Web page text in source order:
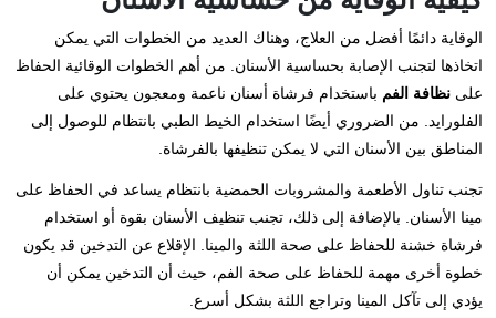
الوقاية دائمًا أفضل من العلاج، وهناك العديد من الخطوات التي يمكن
اتخاذها لتجنب الإصابة بحساسية الأسنان. من أهم الخطوات الوقائية الحفاظ
على نظافة الفم باستخدام فرشاة أسنان ناعمة ومعجون يحتوي على
الفلورايد. من الضروري أيضًا استخدام الخيط الطبي بانتظام للوصول إلى
المناطق بين الأسنان التي لا يمكن تنظيفها بالفرشاة.
تجنب تناول الأطعمة والمشروبات الحمضية بانتظام يساعد في الحفاظ على
مينا الأسنان. بالإضافة إلى ذلك، تجنب تنظيف الأسنان بقوة أو استخدام
فرشاة خشنة للحفاظ على صحة اللثة والمينا. الإقلاع عن التدخين قد يكون
خطوة أخرى مهمة للحفاظ على صحة الفم، حيث أن التدخين يمكن أن
يؤدي إلى تآكل المينا وتراجع اللثة بشكل أسرع.